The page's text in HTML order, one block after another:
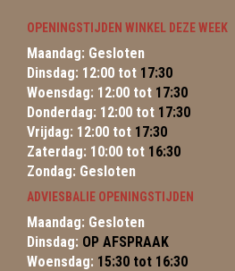
OPENINGSTIJDEN WINKEL DEZE WEEK
Maandag: Gesloten
Dinsdag: 12:00 tot 17:30
Woensdag: 12:00 tot 17:30
Donderdag: 12:00 tot 17:30
Vrijdag: 12:00 tot 17:30
Zaterdag: 10:00 tot 16:30
Zondag: Gesloten
ADVIESBALIE OPENINGSTIJDEN
Maandag: Gesloten
Dinsdag: OP AFSPRAAK
Woensdag: 15:30 tot 16:30